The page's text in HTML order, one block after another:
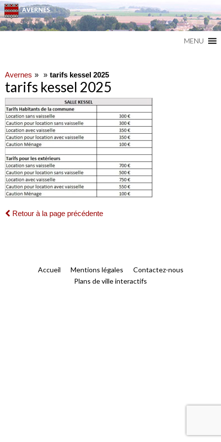
MENU
Avernes tarifs kessel 2025
tarifs kessel 2025
Retour à la page précédente
Accueil Mentions légales
Contactez-nous
Plans de ville interactifs